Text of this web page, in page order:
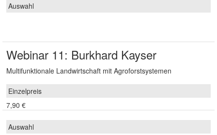
Webinar 11: Burkhard Kayser
Multifunktionale Landwirtschaft mit Agroforstsystemen
7,90 €